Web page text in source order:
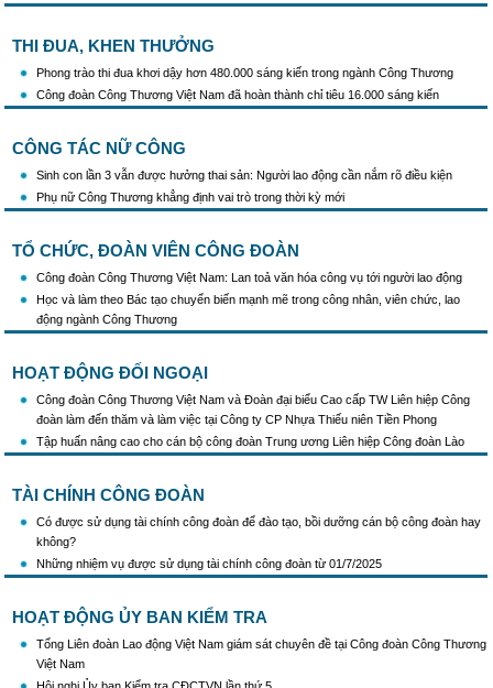
THI ĐUA, KHEN THƯỞNG
Phong trào thi đua khơi dậy hơn 480.000 sáng kiến trong ngành Công Thương
Công đoàn Công Thương Việt Nam đã hoàn thành chỉ tiêu 16.000 sáng kiến
CÔNG TÁC NỮ CÔNG
Sinh con lần 3 vẫn được hưởng thai sản: Người lao động cần nắm rõ điều kiện
Phụ nữ Công Thương khẳng định vai trò trong thời kỳ mới
TỔ CHỨC, ĐOÀN VIÊN CÔNG ĐOÀN
Công đoàn Công Thương Việt Nam: Lan toả văn hóa công vụ tới người lao động
Học và làm theo Bác tạo chuyển biến mạnh mẽ trong công nhân, viên chức, lao
động ngành Công Thương
HOẠT ĐỘNG ĐỐI NGOẠI
Công đoàn Công Thương Việt Nam và Đoàn đại biểu Cao cấp TW Liên hiệp Công
đoàn làm đến thăm và làm việc tại Công ty CP Nhựa Thiếu niên Tiền Phong
Tập huấn nâng cao cho cán bộ công đoàn Trung ương Liên hiệp Công đoàn Lào
TÀI CHÍNH CÔNG ĐOÀN
Có được sử dụng tài chính công đoàn để đào tạo, bồi dưỡng cán bộ công đoàn hay
không?
Những nhiệm vụ được sử dụng tài chính công đoàn từ 01/7/2025
HOẠT ĐỘNG ỦY BAN KIỂM TRA
Tổng Liên đoàn Lao động Việt Nam giám sát chuyên đề tại Công đoàn Công Thương
Việt Nam